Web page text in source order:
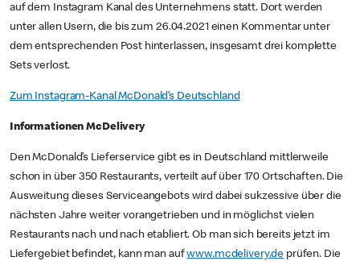
auf dem Instagram Kanal des Unternehmens statt. Dort werden
unter allen Usern, die bis zum 26.04.2021 einen Kommentar unter
dem entsprechenden Post hinterlassen, insgesamt drei komplette
Sets verlost.
Zum Instagram-Kanal McDonald’s Deutschland
Informationen McDelivery
Den McDonald’s Lieferservice gibt es in Deutschland mittlerweile
schon in über 350 Restaurants, verteilt auf über 170 Ortschaften. Die
Ausweitung dieses Serviceangebots wird dabei sukzessive über die
nächsten Jahre weiter vorangetrieben und in möglichst vielen
Restaurants nach und nach etabliert. Ob man sich bereits jetzt im
Liefergebiet befindet, kann man aufwww.mcdelivery.de prüfen. Die